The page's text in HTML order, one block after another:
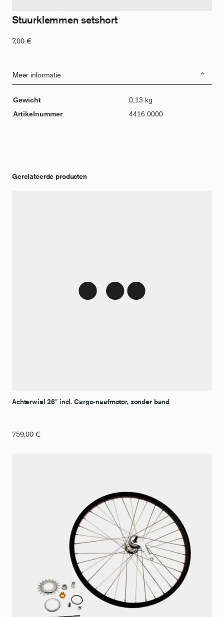
Stuurklemmen setshort
7,00 €
Meer informatie
Gewicht
0,13 kg
Artikelnummer
4416.0000
Gerelateerde producten
Achterwiel 26″ incl. Cargo-naafmotor, zonder band
759,00 €